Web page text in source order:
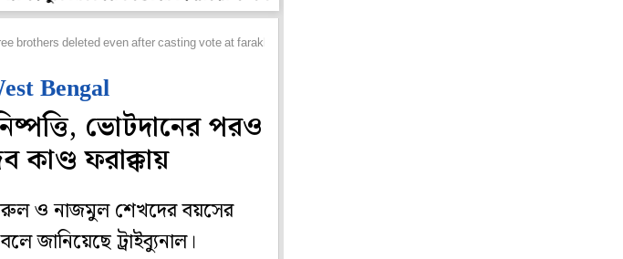
brothers deleted even after casting vote at farakka again called at tribunal
Bengal
ভোটদানের পরও
ফরাক্কায়
ও নাজমুল শেখদের বয়সের
জানিয়েছে ট্রাইব্যুনাল।